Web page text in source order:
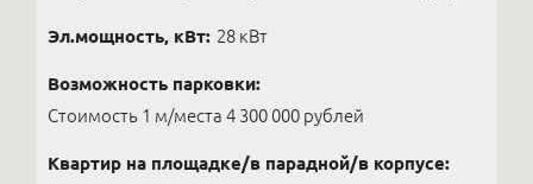
Эл.мощность, кВт: 28 кВт
Возможность парковки:
Стоимость 1 м/места 4 300 000 рублей
Квартир на площадке/в парадной/в корпусе: